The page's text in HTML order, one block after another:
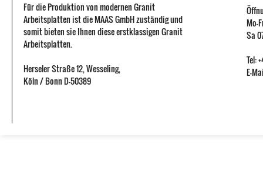
Für die Produktion von modernen Granit
Arbeitsplatten ist die MAAS GmbH zuständig und
somit bieten sie Ihnen diese erstklassigen Granit
Arbeitsplatten.
Herseler Straße 12,Wesseling,
Köln / BonnD-50389
Mo-
Sa
Tel:
E-